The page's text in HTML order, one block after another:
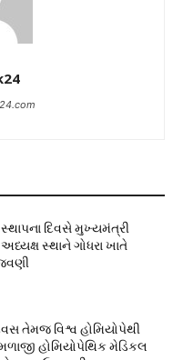
દિવસે મુખ્યમંત્રી
સ્થાને ગોધરા ખાતે
તેમજ વિશ્વ હોમિયોપેથી
હોમિયોપેથિક મેડિકલ